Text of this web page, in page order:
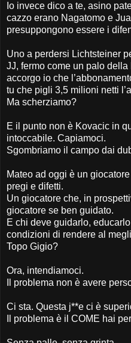
Io invece dico a te, asino
cazzo erano Nagatomo e
presuppongono essere i
Uno a perdersi Lichtsteiner
JJ, fermo come un palo
accorgo io che
tu che pigli 3,5 milioni netti
Ma scherziamo?
E il punto non è Kovacic in
intoccabile. Capiamoci.
Sgombriamo il campo dai
Mateo ad oggi è un
pregi e difetti.
Un giocatore che, in
giocatore se ben guidato.
E chi deve guidarlo,
condizioni di rendere al
Topo Gigio?
Ora, intendiamoci.
Il problema non è avere
Ci sta. Questa j**e ci è
Il problema è il COME hai